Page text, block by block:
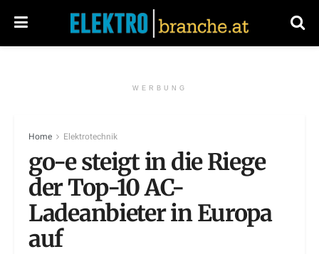
WERBUNG
Home Elektrotechnik
go-e steigt in die Riege
der Top-10 AC-
Ladeanbieter in Europa
auf